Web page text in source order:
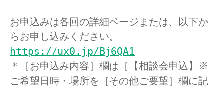
お申込みは各回の詳細ページまたは、以下か
らお申し込みください。
https://ux0.jp/Bj6QA1
＊［お申込み内容］欄は［【相談会申込】※
ご希望日時・場所を［その他ご要望］欄に記